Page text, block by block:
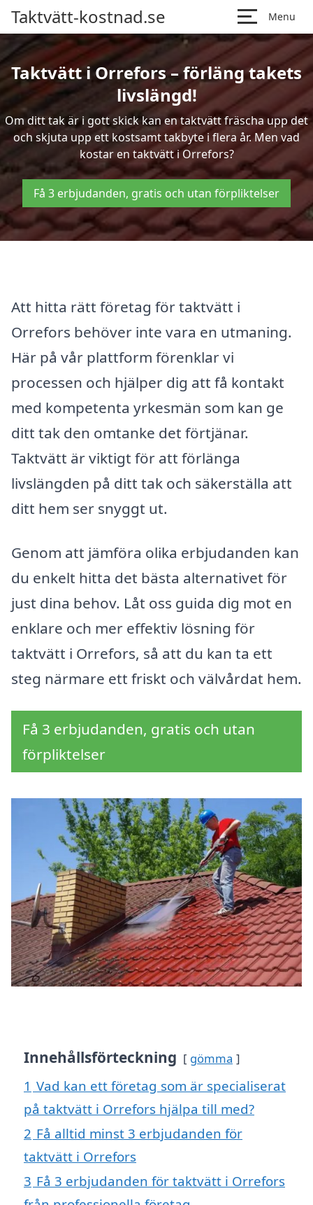
Taktvätt-kostnad.se Menu
Taktvätt i Orrefors – förläng takets
livslängd!
Om ditt tak är i gott skick kan en taktvätt fräscha upp det
och skjuta upp ett kostsamt takbyte i flera år. Men vad
kostar en taktvätt i Orrefors?
Få 3 erbjudanden, gratis och utan förpliktelser
Att hitta rätt företag för taktvätt i
Orrefors behöver inte vara en utmaning.
Här på vår plattform förenklar vi
processen och hjälper dig att få kontakt
med kompetenta yrkesmän som kan ge
ditt tak den omtanke det förtjänar.
Taktvätt är viktigt för att förlänga
livslängden på ditt tak och säkerställa att
ditt hem ser snyggt ut.
Genom att jämföra olika erbjudanden kan
du enkelt hitta det bästa alternativet för
just dina behov. Låt oss guida dig mot en
enklare och mer effektiv lösning för
taktvätt i Orrefors, så att du kan ta ett
steg närmare ett friskt och välvårdat hem.
Få 3 erbjudanden, gratis och utan
förpliktelser
Innehållsförteckning gömma
1 Vad kan ett företag som är specialiserat
på taktvätt i Orrefors hjälpa till med?
2 Få alltid minst 3 erbjudanden för
taktvätt i Orrefors
3 Få 3 erbjudanden för taktvätt i Orrefors